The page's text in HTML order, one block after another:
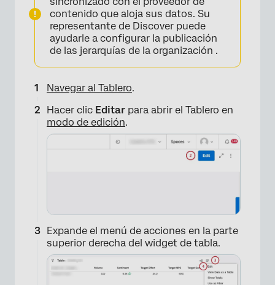
contenido que aloja sus datos. Su
representante de Discover puede
ayudarle a configurar la publicación
de las jerarquías de la organización .
Navegar al Tablero.
Hacer clic Editar para abrir el Tablero en
modo de edición.
Expande el menú de acciones en la parte
superior derecha del widget de tabla.